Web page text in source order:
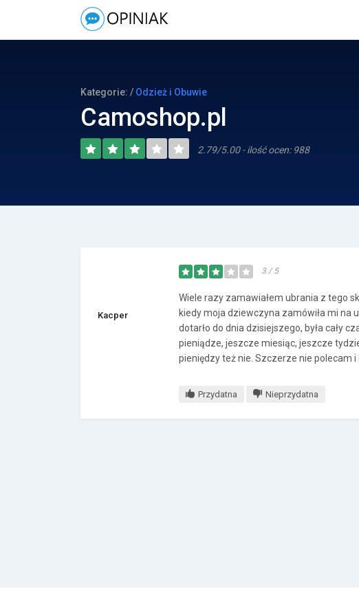
Kategorie: / Odzież i Obuwie
Camoshop.pl
2.79/5.00 - ilość ocen: 988
Kacper
3 / 5
Wiele razy zamawiałem ubrania z tego
kiedy moja dziewczyna zamówiła mi na
dotarło do dnia dzisiejszego, była cały
pieniądze, jeszcze miesiąc, jeszcze
pieniędzy też nie. Szczerze nie polecam
Przydatna Nieprzydatna